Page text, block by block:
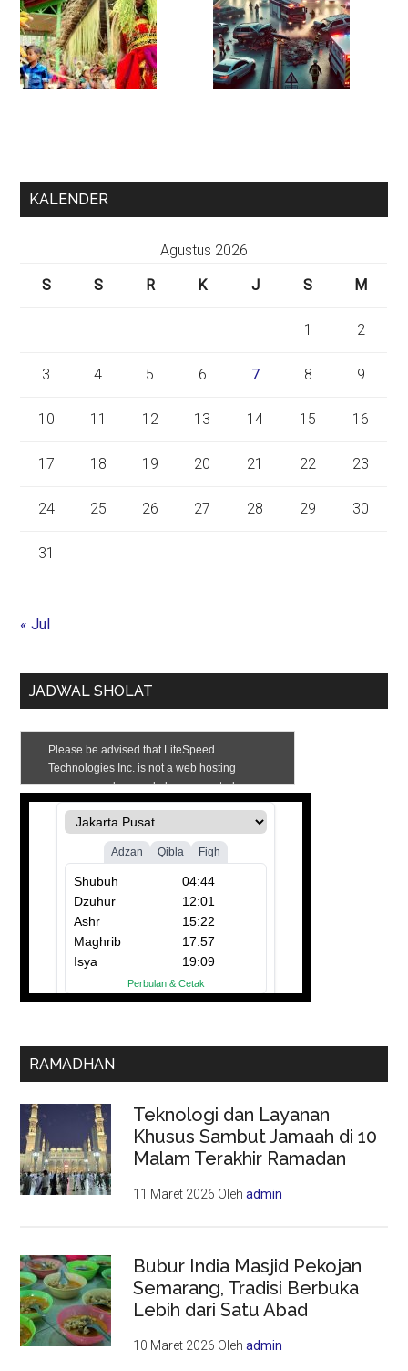
KALENDER
Agustus 2026
S
S R K J S M
1 2
3 4 5 6 7 8 9
10 11 12 13 14 15 16
17 18 19 20 21 22 23
24 25 26 27 28 29 30
31
« Jul
JADWAL SHOLAT
RAMADHAN
Teknologi dan Layanan
Khusus Sambut Jamaah di 10
Malam Terakhir Ramadan
11 Maret 2026 Olehadmin
Bubur India Masjid Pekojan
Semarang, Tradisi Berbuka
Lebih dari Satu Abad
10 Maret 2026 Olehadmin